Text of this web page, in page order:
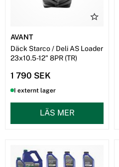
AVANT
Däck Starco / Deli AS Loader
23x10.5-12" 8PR (TR)
1 790 SEK
I externt lager
LÄS MER